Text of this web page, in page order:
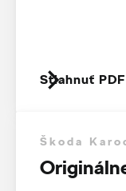
Stiahnuť PDF
Škoda